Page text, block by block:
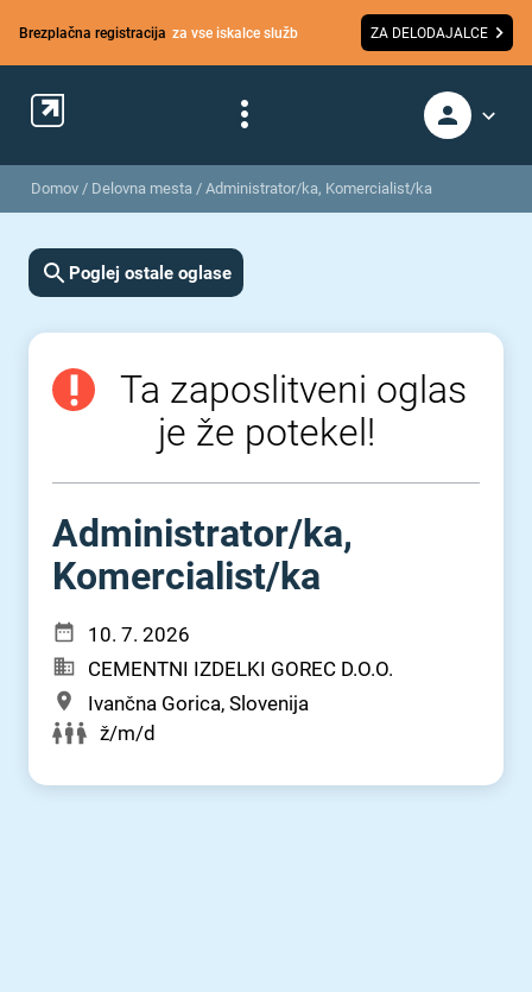
Brezplačna registracija za vse iskalce služb ZA DELODAJALCE
Domov / Delovna mesta / Administrator/ka, Komercialist/ka
Poglej ostale oglase
Ta zaposlitveni oglas
je že potekel!
Administrator⁠/⁠ka,
Komercialist⁠/⁠ka
10. 7. 2026
CEMENTNI IZDELKI GOREC D.O.O.
Ivančna Gorica, Slovenija
ž/m/d